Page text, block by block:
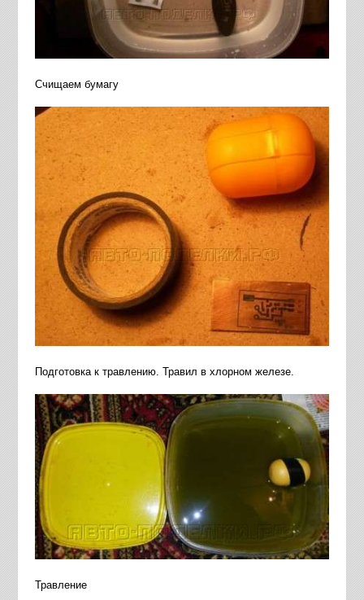
Счищаем бумагу
Подготовка к травлению. Травил в хлорном железе.
Травление